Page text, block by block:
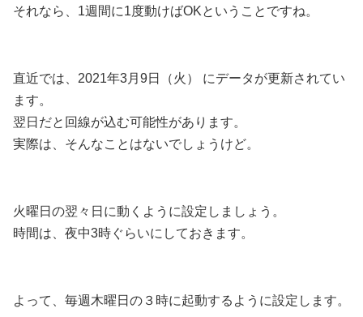
それなら、1週間に1度動けばOKということですね。
直近では、2021年3月9日（火） にデータが更新されてい
ます。
翌日だと回線が込む可能性があります。
実際は、そんなことはないでしょうけど。
火曜日の翌々日に動くように設定しましょう。
時間は、夜中3時ぐらいにしておきます。
よって、毎週木曜日の３時に起動するように設定します。